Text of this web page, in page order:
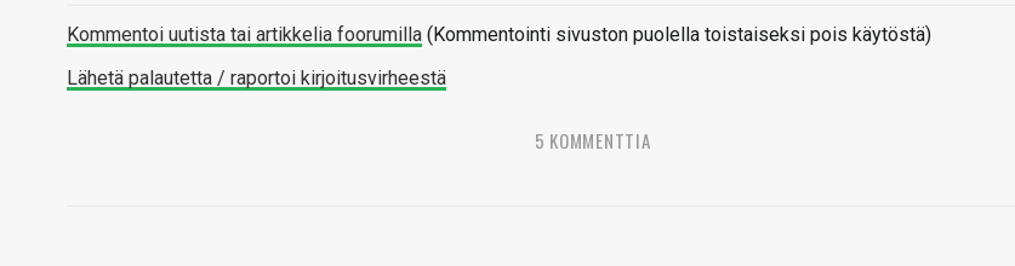
Kommentoi uutista tai artikkelia foorumilla (Kommentointi sivuston puolella toistaiseksi pois käytöstä)
Lähetä palautetta / raportoi kirjoitusvirheestä
5 KOMMENTTIA